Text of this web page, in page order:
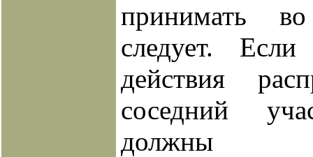
принимать
следует.
действия
соседний
должны